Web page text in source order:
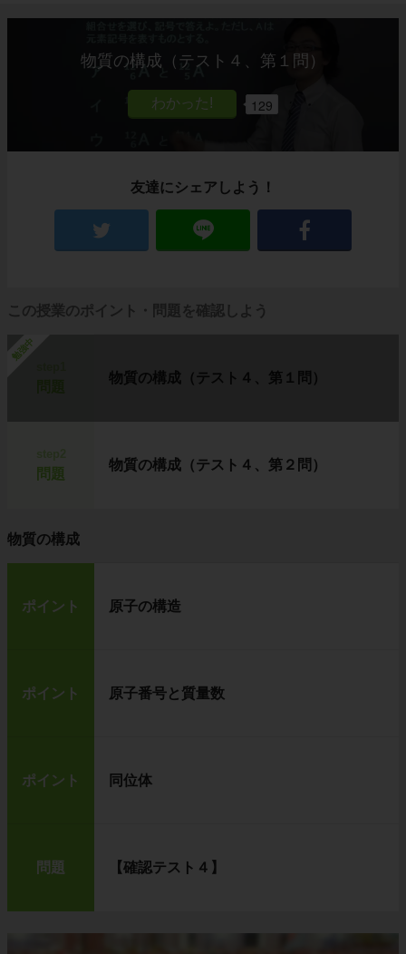
物質の構成（テスト４、第１問）
129
友達にシェアしよう！
この授業のポイント・問題を確認しよう
勉強中
物質の構成（テスト４、第１問）
問題
物質の構成（テスト４、第２問）
物質の構成
ポイント 原子の構造
ポイント 原子番号と質量数
ポイント 同位体
問題 【確認テスト４】